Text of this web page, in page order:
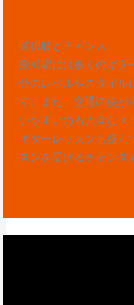
選択肢とチャンス
栄町駅には多くのギタ
分のレベルやスタイル
す。また、交通の便が
いやすいのも大きなメ
ギターレッスンも盛ん
スンを受けるチャンス